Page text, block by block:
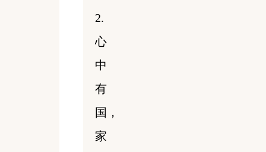
2.
心
中
有
国，
家